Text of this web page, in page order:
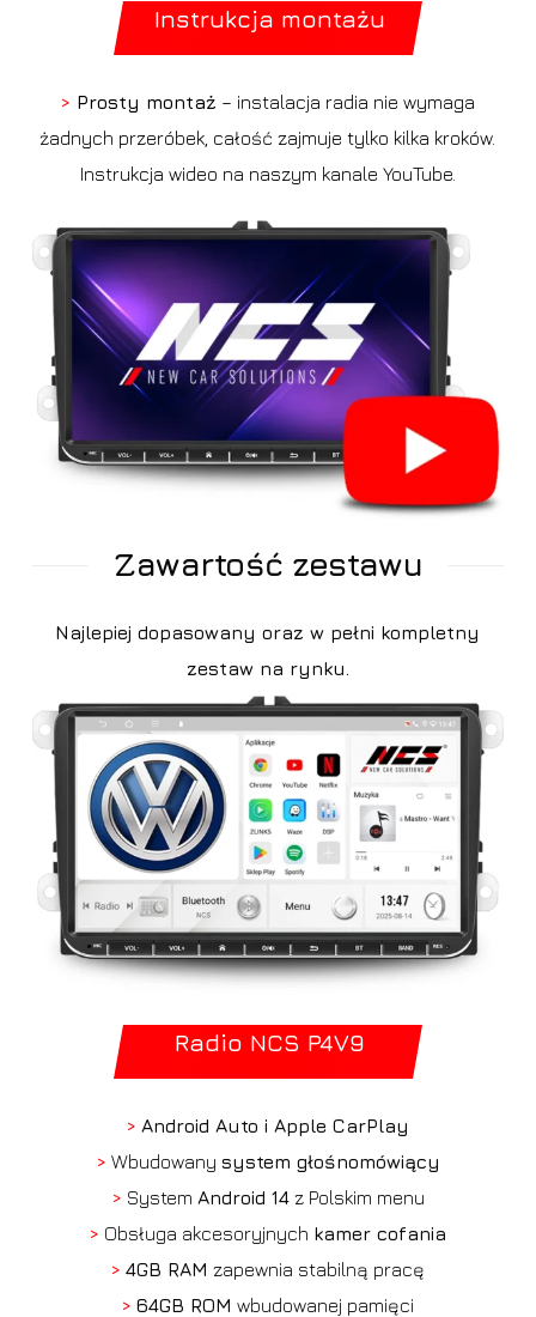
Instrukcja montażu
> Prosty montaż – instalacja radia nie wymaga
żadnych przeróbek, całość zajmuje tylko kilka kroków.
Instrukcja wideo na naszym kanale YouTube.
Zawartość zestawu
Najlepiej dopasowany oraz w pełni kompletny
zestaw na rynku.
Radio NCS P4V9
> Android Auto i Apple CarPlay
> Wbudowany system głośnomówiący
> System Android 14z Polskim menu
> Obsługa akcesoryjnych kamer cofania
> 4GB RAM zapewnia stabilną pracę
> 64GB ROM wbudowanej pamięci